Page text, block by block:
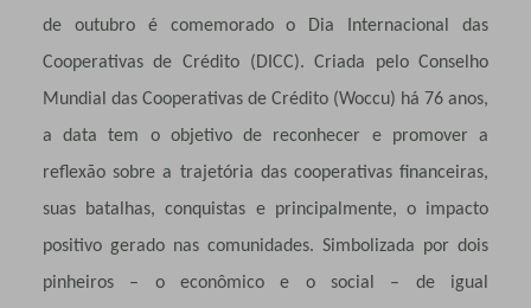
de outubro é comemorado o Dia Internacional das
Cooperativas de Crédito (DICC). Criada pelo Conselho
Mundial das Cooperativas de Crédito (Woccu) há 76 anos,
a data tem o objetivo de reconhecer e promover a
reflexão sobre a trajetória das cooperativas financeiras,
suas batalhas, conquistas e principalmente, o impacto
positivo gerado nas comunidades. Simbolizada por dois
pinheiros – o econômico e o social – de igual